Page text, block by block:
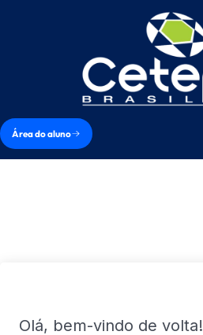
Área do aluno
Olá, bem-vindo de volta!